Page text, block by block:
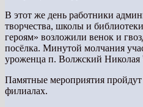
В этот же день работники
творчества, школы и
героям» возложили венок и
посёлка. Минутой молчания
уроженца п. Волжский Николая
Памятные мероприятия
филиалах.